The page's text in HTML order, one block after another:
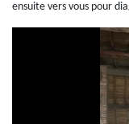
ensuite vers vous pour